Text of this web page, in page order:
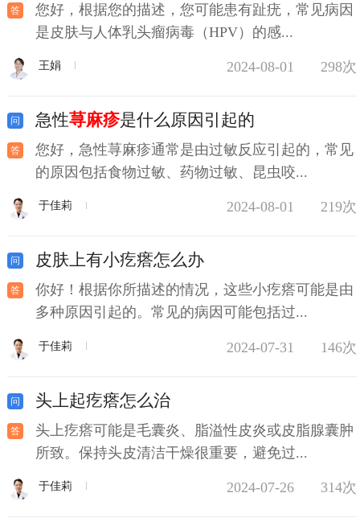
您好，根据您的描述，您可能患有趾疣，常见病因
是皮肤与人体乳头瘤病毒（HPV）的感...
王娟 2024-08-01 298次
急性荨麻疹是什么原因引起的
您好，急性荨麻疹通常是由过敏反应引起的，常见
的原因包括食物过敏、药物过敏、昆虫咬...
于佳莉 2024-08-01 219次
皮肤上有小疙瘩怎么办
你好！根据你所描述的情况，这些小疙瘩可能是由
多种原因引起的。常见的病因可能包括过...
于佳莉 2024-07-31 146次
头上起疙瘩怎么治
头上疙瘩可能是毛囊炎、脂溢性皮炎或皮脂腺囊肿
所致。保持头皮清洁干燥很重要，避免过...
于佳莉 2024-07-26 314次